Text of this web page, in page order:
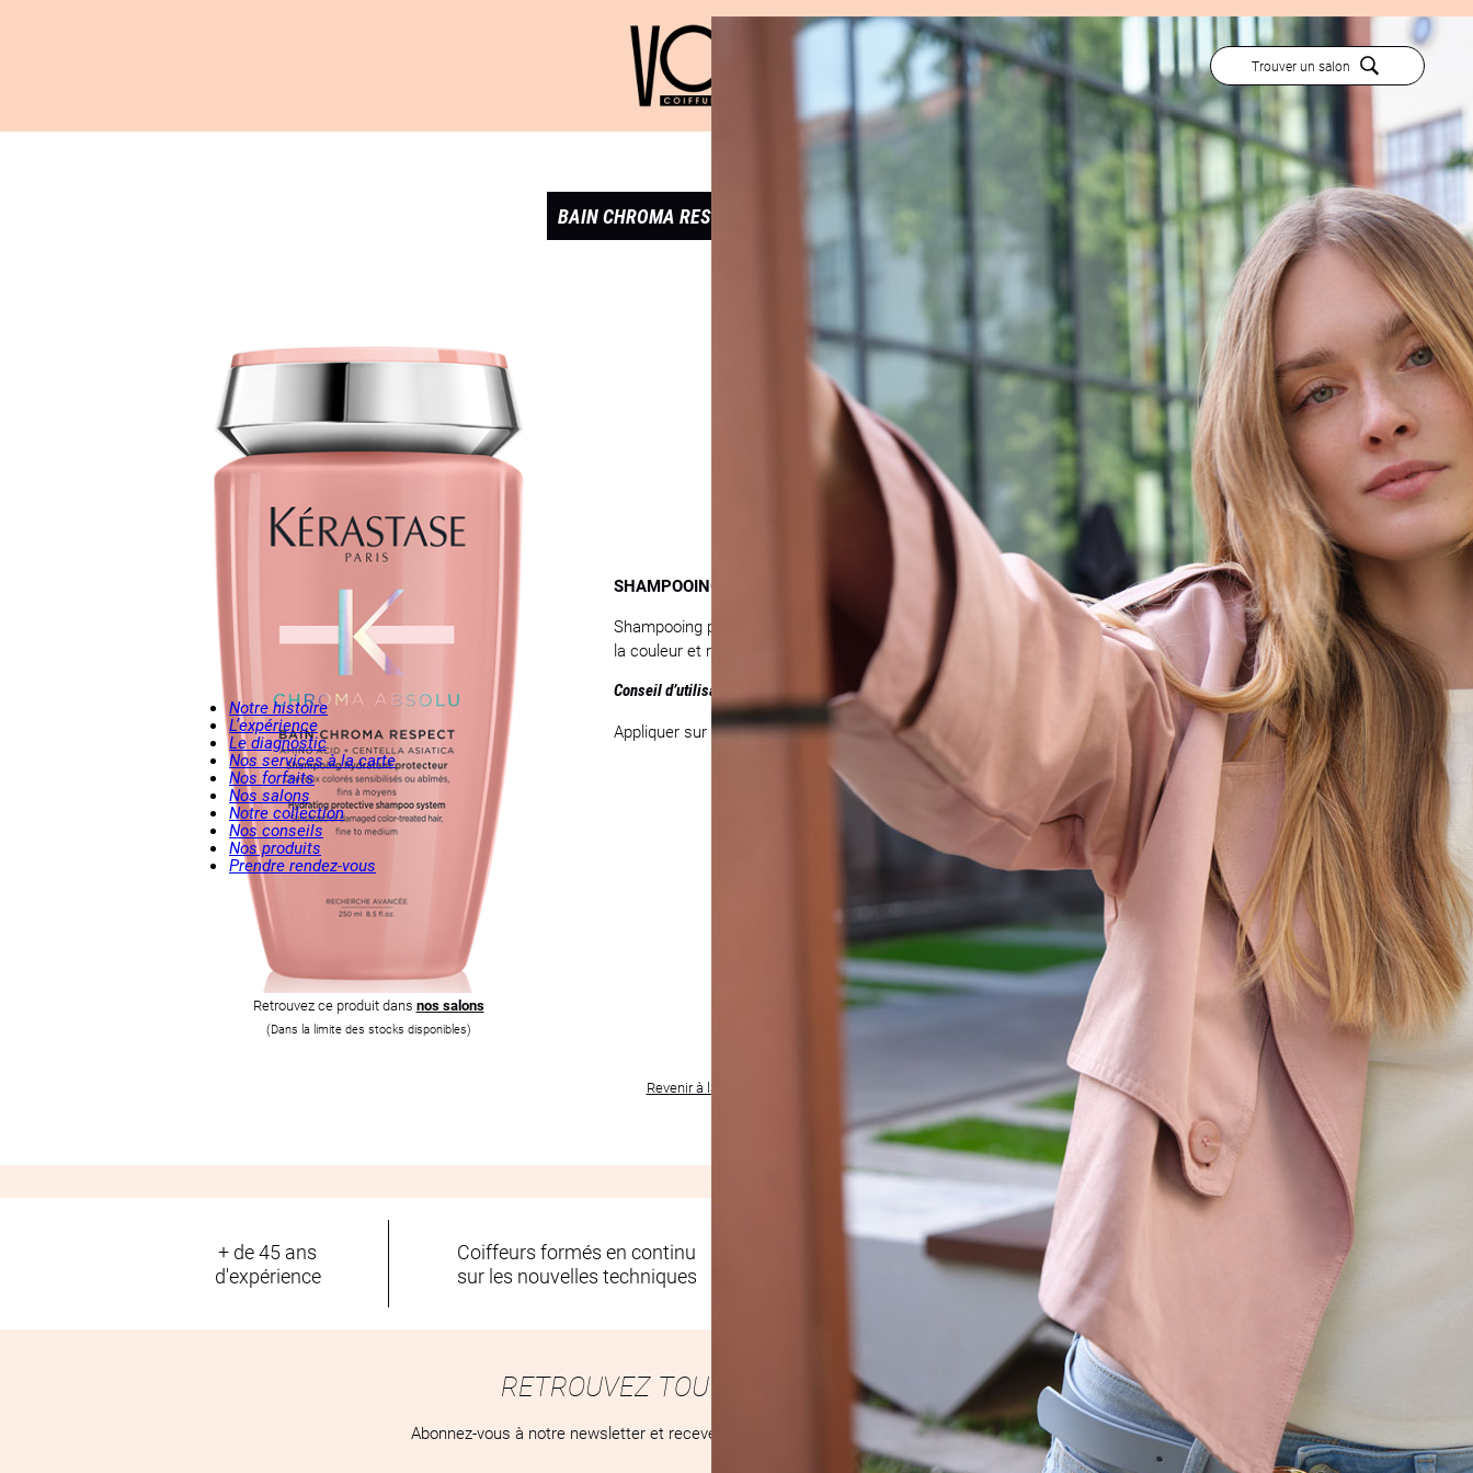
Notre histoire
L’expérience
Le diagnostic
Nos services à la carte
Nos forfaits
Nos salons
Notre collection
Nos conseils
Nos produits
Prendre rendez-vous
Trouver un salon
BAIN CHROMA RESPECT – CHROMA ABSOLU
Retrouvez ce produit dans nos salons
(Dans la limite des stocks disponibles)
SHAMPOOING CHEVEUX COLORÉS – BAIN CHROMA RESPECT.
Shampooing protecteur pour cheveux colorés ou méchés. Il nettoie en douceur, préserve l’intensité de
la couleur et renforce la fibre capillaire.
Conseil d’utilisation
Appliquer sur cheveux mouillés, masser délicatement puis rincer. Idéal pour un usage fréquent.
Revenir à la liste des produits
+ de 45 ans
d'expérience
Coiffeurs formés en continu
sur les nouvelles techniques
Des salons conçus
pour votre bien-être
RETROUVEZ TOUTES NOS ACTUALITÉS
Abonnez-vous à notre newsletter et recevez toutes nos nouveautés, tendances et conseils.